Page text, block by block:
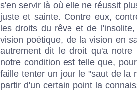
s'en servir là où elle ne réussit
juste et sainte. Contre eux,
les droits du rêve et de
vision poétique, de la vision en
autrement dit le droit qu'a notre
notre condition est telle que,
faille tenter un jour le "saut de la
partir d'un certain point la